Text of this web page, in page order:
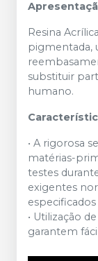
Resina
pigmentada,
substituir
humano.
• A rigorosa
matérias-
testes
exigentes
• Utilização
garantem